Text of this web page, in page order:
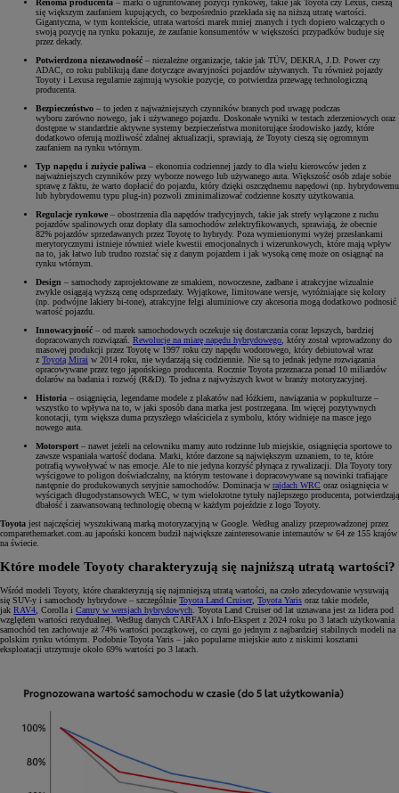
Renoma producenta – marki o ugruntowanej pozycji rynkowej, takie jak Toyota czy Lexus, cieszą
się większym zaufaniem kupujących, co bezpośrednio przekłada się na niższą utratę wartości.
Gigantyczna, w tym kontekście, utrata wartości marek mniej znanych i tych dopiero walczących o
swoją pozycję na rynku pokazuje, że zaufanie konsumentów w większości przypadków buduje się
przez dekady.
Potwierdzona niezawodność – niezależne organizacje, takie jak TÜV, DEKRA, J.D. Power czy
ADAC, co roku publikują dane dotyczące awaryjności pojazdów używanych. Tu również pojazdy
Toyoty i Lexusa regularnie zajmują wysokie pozycje, co potwierdza przewagę technologiczną
producenta.
Bezpieczeństwo – to jeden z najważniejszych czynników branych pod uwagę podczas
wyboru zarówno nowego, jak i używanego pojazdu. Doskonałe wyniki w testach zderzeniowych oraz
dostępne w standardzie aktywne systemy bezpieczeństwa monitorujące środowisko jazdy, które
dodatkowo oferują możliwość zdalnej aktualizacji, sprawiają, że Toyoty cieszą się ogromnym
zaufaniem na rynku wtórnym.
Typ napędu i zużycie paliwa – ekonomia codziennej jazdy to dla wielu kierowców jeden z
najważniejszych czynników przy wyborze nowego lub używanego auta. Większość osób zdaje sobie
sprawę z faktu, że warto dopłacić do pojazdu, który dzięki oszczędnemu napędowi (np. hybrydowemu
lub hybrydowemu typu plug-in) pozwoli zminimalizować codzienne koszty użytkowania.
Regulacje rynkowe – obostrzenia dla napędów tradycyjnych, takie jak strefy wyłączone z ruchu
pojazdów spalinowych oraz dopłaty dla samochodów zelektryfikowanych, sprawiają, że obecnie
82% pojazdów sprzedawanych przez Toyotę to hybrydy. Poza wymienionymi wyżej przesłankami
merytorycznymi istnieje również wiele kwestii emocjonalnych i wizerunkowych, które mają wpływ
na to, jak łatwo lub trudno rozstać się z danym pojazdem i jak wysoką cenę może on osiągnąć na
rynku wtórnym.
Design – samochody zaprojektowane ze smakiem, nowoczesne, zadbane i atrakcyjne wizualnie
zwykle osiągają wyższą cenę odsprzedaży. Wyjątkowe, limitowane wersje, wyróżniające się kolory
(np. podwójne lakiery bi-tone), atrakcyjne felgi aluminiowe czy akcesoria mogą dodatkowo podnosić
wartość pojazdu.
Innowacyjność – od marek samochodowych oczekuje się dostarczania coraz lepszych, bardziej
dopracowanych rozwiązań. Rewolucje na miarę napędu hybrydowego, który został wprowadzony do
masowej produkcji przez Toyotę w 1997 roku czy napędu wodorowego, który debiutował wraz
z Toyotą Mirai w 2014 roku, nie wydarzają się codziennie. Nie są to jednak jedyne rozwiązania
opracowywane przez tego japońskiego producenta. Rocznie Toyota przeznacza ponad 10 miliardów
dolarów na badania i rozwój (R&D). To jedna z najwyższych kwot w branży motoryzacyjnej.
Historia – osiągnięcia, legendarne modele z plakatów nad łóżkiem, nawiązania w popkulturze –
wszystko to wpływa na to, w jaki sposób dana marka jest postrzegana. Im więcej pozytywnych
konotacji, tym większa duma przyszłego właściciela z symbolu, który widnieje na masce jego
nowego auta.
Motorsport – nawet jeżeli na celowniku mamy auto rodzinne lub miejskie, osiągnięcia sportowe to
zawsze wspaniała wartość dodana. Marki, które darzone są największym uznaniem, to te, które
potrafią wywoływać w nas emocje. Ale to nie jedyna korzyść płynąca z rywalizacji. Dla Toyoty tory
wyścigowe to poligon doświadczalny, na którym testowane i dopracowywane są nowinki trafiające
następnie do produkowanych seryjnie samochodów. Dominacja w rajdach WRC oraz osiągnięcia w
wyścigach długodystansowych WEC, w tym wielokrotne tytuły najlepszego producenta, potwierdzają
dbałość i zaawansowaną technologię obecną w każdym pojeździe z logo Toyoty.
Toyota jest najczęściej wyszukiwaną marką motoryzacyjną w Google. Według analizy przeprowadzonej przez
comparethemarket.com.au japoński koncern budził największe zainteresowanie internautów w 64 ze 155 krajów
na świecie.
Które modele Toyoty charakteryzują się najniższą utratą wartości?
Wśród modeli Toyoty, które charakteryzują się najmniejszą utratą wartości, na czoło zdecydowanie wysuwają
się SUV-y i samochody hybrydowe – szczególnie Toyota Land Cruiser, Toyota Yaris oraz takie modele,
jak RAV4, Corolla i Camry w wersjach hybrydowych. Toyota Land Cruiser od lat uznawana jest za lidera pod
względem wartości rezydualnej. Według danych CARFAX i Info-Ekspert z 2024 roku po 3 latach użytkowania
samochód ten zachowuje aż 74% wartości początkowej, co czyni go jednym z najbardziej stabilnych modeli na
polskim rynku wtórnym. Podobnie Toyota Yaris – jako popularne miejskie auto z niskimi kosztami
eksploatacji utrzymuje około 69% wartości po 3 latach.